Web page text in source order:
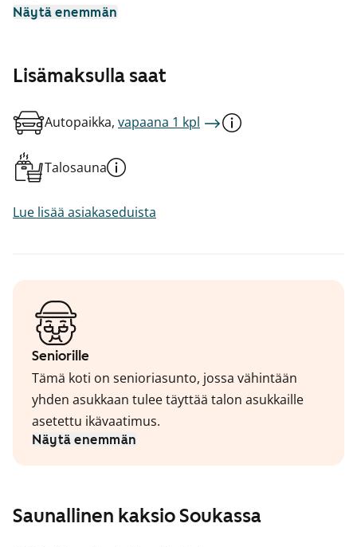
Saunallinen kaksio Soukassa
Näytä enemmän
Lisämaksulla saat
Autopaikka, vapaana 1 kpl
Talosauna
Lue lisää asiakaseduista
Seniorille
Tämä koti on senioriasunto, jossa vähintään
yhden asukkaan tulee täyttää talon asukkaille
asetettu ikävaatimus.
Näytä enemmän